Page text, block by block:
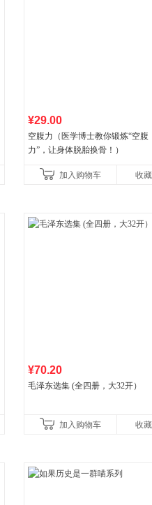
¥29.00
空腹力（医学博士教你锻炼“空腹
力”，让身体脱胎换骨！）
加入购物车 收藏
¥70.20
毛泽东选集 (全四册，大32开）
加入购物车 收藏